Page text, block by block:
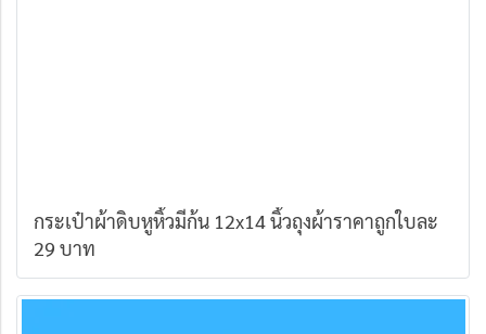
กระเป๋าผ้าดิบหูหิ้วมีก้น 12x14 นิ้วถุงผ้าราคาถูกใบละ
29 บาท